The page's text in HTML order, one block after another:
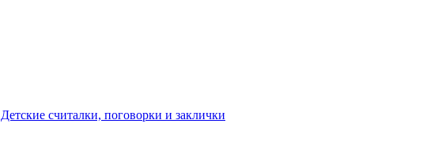
Детские считалки, поговорки и заклички